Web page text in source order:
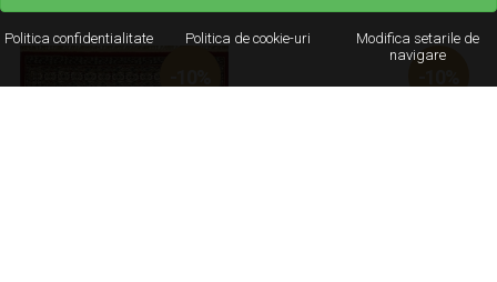
Politica confidentialitate Politica de cookie-uri
Modifica setarile de
navigare